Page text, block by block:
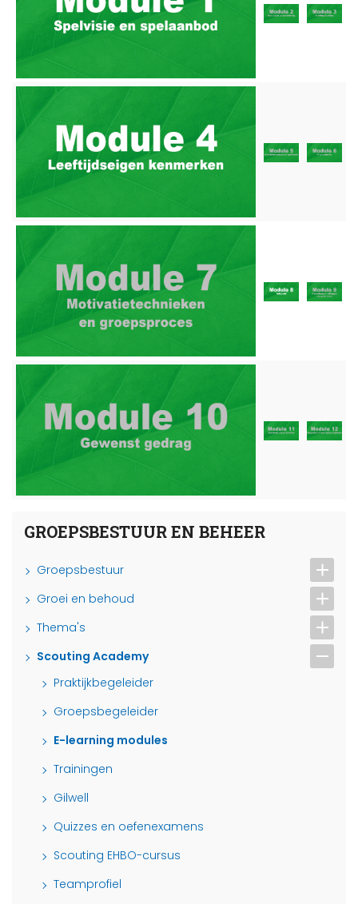
GROEPSBESTUUR EN BEHEER
Groepsbestuur
Groei en behoud
Thema's
Scouting Academy
Praktijkbegeleider
Groepsbegeleider
E-learning modules
Trainingen
Gilwell
Quizzes en oefenexamens
Scouting EHBO-cursus
Teamprofiel